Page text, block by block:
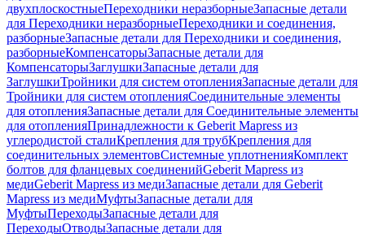
двухплоскостныеПереходники неразборныеЗапасные детали
для Переходники неразборныеПереходники и соединения,
разборныеЗапасные детали для Переходники и соединения,
разборныеКомпенсаторыЗапасные детали для
КомпенсаторыЗаглушкиЗапасные детали для
ЗаглушкиТройники для систем отопленияЗапасные детали для
Тройники для систем отопленияСоединительные элементы
для отопленияЗапасные детали для Соединительные элементы
для отопленияПринадлежности к Geberit Mapress из
углеродистой сталиКрепления для трубКрепления для
соединительных элементовСистемные уплотненияКомплект
болтов для фланцевых соединенийGeberit Mapress из
медиGeberit Mapress из медиЗапасные детали для Geberit
Mapress из медиМуфтыЗапасные детали для
МуфтыПереходыЗапасные детали для
ПереходыОтводыЗапасные детали для